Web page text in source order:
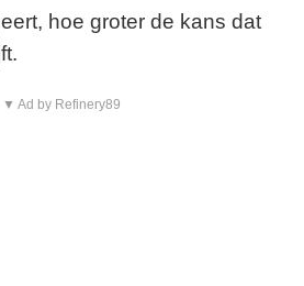
hoe groter de kans dat
▼ Ad by Refinery89